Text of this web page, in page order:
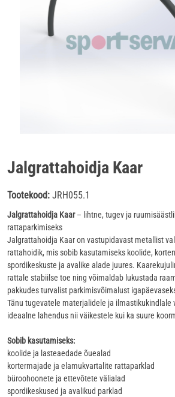
Jalgrattahoidja Kaar
Tootekood: JRH055.1
Jalgrattahoidja Kaar– lihtne, tugev ja
rattaparkimiseks
Jalgrattahoidja Kaar on vastupidavast metallist
rattahoidik, mis sobib kasutamiseks koolide,
spordikeskuste ja avalike alade juures.
rattale stabiilse toe ning võimaldab lukustada
pakkudes turvalist parkimisvõimalust
Tänu tugevatele materjalidele ja ilmastikukindlale
ideaalne lahendus nii väikestele kui ka suure
Sobib kasutamiseks:
koolide ja lasteaedade õuealad
kortermajade ja elamukvartalite rattaparklad
büroohoonete ja ettevõtete välialad
spordikeskused ja avalikud parklad